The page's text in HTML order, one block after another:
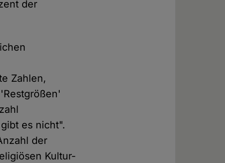
der
Zahlen,
es nicht".
der
Kultur-